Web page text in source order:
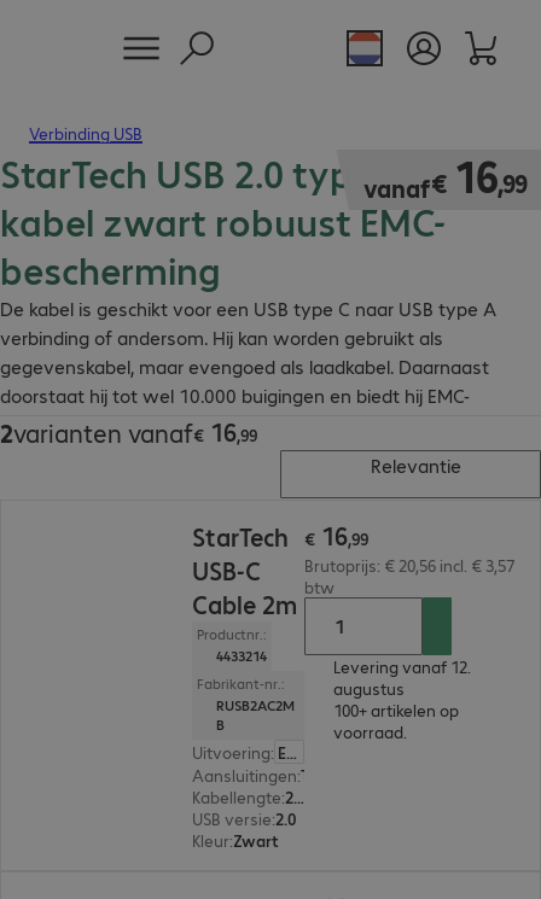
Verbinding USB
StarTech USB 2.0 type C - A
kabel zwart robuust EMC-
bescherming
De kabel is geschikt voor een USB type C naar USB type A
verbinding of andersom. Hij kan worden gebruikt als
gegevenskabel, maar evengoed als laadkabel. Daarnaast
doorstaat hij tot wel 10.000 buigingen en biedt hij EMC-
bescherming.
vanaf€ 16,99
€ 16,99
2varianten vanaf€ 16,99
€ 16,99
Relevantie
StarTech
USB-C
Cable 2m
Productnr.:
4433214
Fabrikant-nr.:
RUSB2AC2M
B
Uitvoering: Europa
Aansluitingen:
Kabellengte: 2 m
USB versie:2.0
Kleur:Zwart
€ 16,99
Brutoprijs: € 20,56 incl. € 3,57
btw
Levering vanaf 12.
augustus
100+ artikelen op
voorraad.